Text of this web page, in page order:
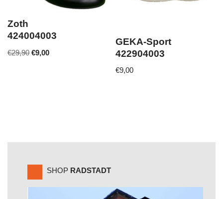
Zoth
424004003
€29,90 €9,00
GEKA-Sport
422904003
€9,00
SHOP RADSTADT